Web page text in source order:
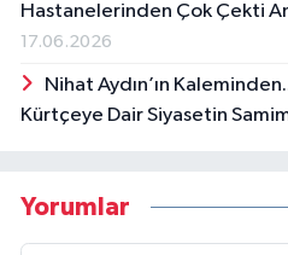
Hastanelerinden Çok Çekti
17.06.2026
Nihat Aydın’ın
Kürtçeye Dair Siyasetin
Yorumlar